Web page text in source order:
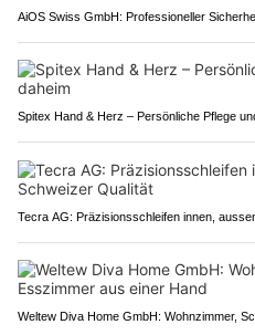
AiOS Swiss GmbH: Professioneller
Spitex Hand & Herz – Persönliche Pflege
Tecra AG: Präzisionsschleifen innen,
Weltew Diva Home GmbH: Wohnzimmer,